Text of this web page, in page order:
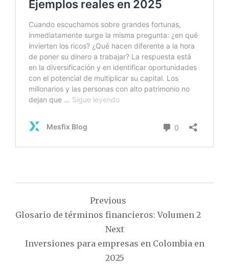
Navegación
de
Previous
Glosario de términos financieros: Volumen 2
Next
Inversiones para empresas en Colombia en
2025